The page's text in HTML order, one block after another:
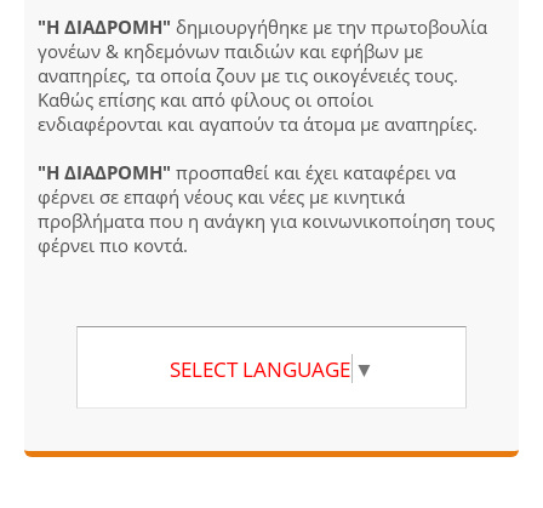
"Η ΔΙΑΔΡΟΜΗ" δημιουργήθηκε με την πρωτοβουλία
γονέων & κηδεμόνων παιδιών και εφήβων με
αναπηρίες, τα οποία ζουν με τις οικογένειές τους.
Καθώς επίσης και από φίλους οι οποίοι
ενδιαφέρονται και αγαπούν τα άτομα με αναπηρίες.
"Η ΔΙΑΔΡΟΜΗ" προσπαθεί και έχει καταφέρει να
φέρνει σε επαφή νέους και νέες με κινητικά
προβλήματα που η ανάγκη για κοινωνικοποίηση τους
φέρνει πιο κοντά.
SELECT LANGUAGE ▼